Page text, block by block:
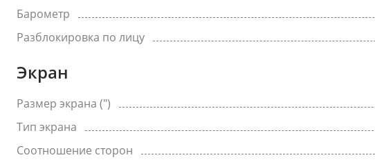
Барометр
Разблокировка по лицу
Экран
Размер экрана (")
Тип экрана
Соотношение сторон